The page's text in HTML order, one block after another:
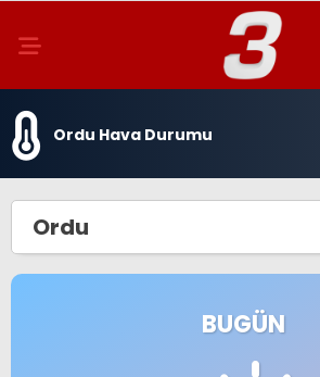
Ordu Hava Durumu
Ordu
BUGÜN